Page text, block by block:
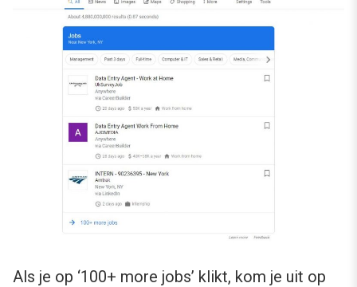
Als je op ‘100+ more jobs’ klikt, kom je uit op